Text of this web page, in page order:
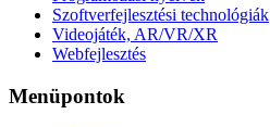
Szoftverfejlesztési technológiák
Videojáték, AR/VR/XR
Webfejlesztés
Menüpontok